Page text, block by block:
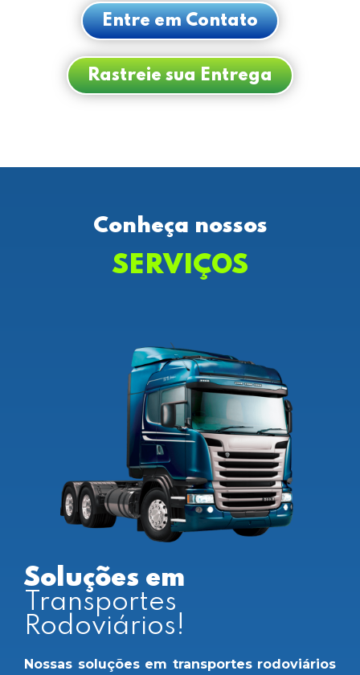
Entre em Contato
Rastreie sua Entrega
Conheça nossos
SERVIÇOS
Soluções em
Transportes
Rodoviários!
Nossas soluções em transportes rodoviários